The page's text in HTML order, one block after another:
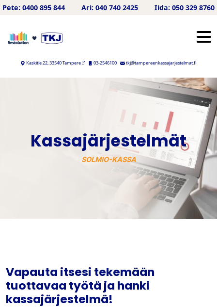
Hyppää sisältöön
Pete: 0400 895 844 Ari: 040 740 2425 Iida: 050 329 8760
Kaskitie 22, 33540 Tampere 03-2546100 tkj@tampereenkassajarjestelmat.fi
Kassajärjestelmät
SOLMIO-KASSA
Vapauta itsesi tekemään
tuottavaa työtä ja hanki
kassajärjestelmä!